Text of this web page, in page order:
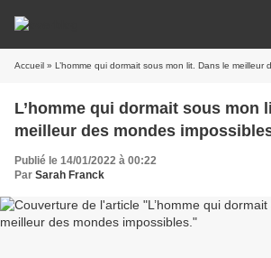
Accueil » L’homme qui dormait sous mon lit. Dans le meilleur
L’homme qui dormait sous mon
meilleur des mondes
Publié le 14/01/2022 à 00:22
Par Sarah Franck